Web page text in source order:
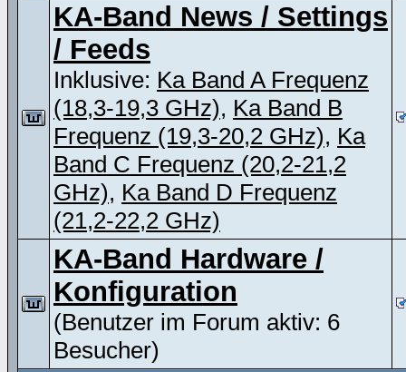
KA-Band News / Settings
/ Feeds
Inklusive: Ka Band A Frequenz
(18,3-19,3 GHz), Ka Band B
Frequenz (19,3-20,2 GHz), Ka
Band C Frequenz (20,2-21,2
GHz), Ka Band D Frequenz
(21,2-22,2 GHz)
KA-Band Hardware /
Konfiguration
(Benutzer im Forum aktiv: 6
Besucher)